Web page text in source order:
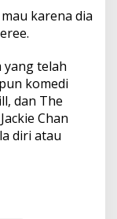
karena dia
yang telah
komedi
dan The
Chan
diri atau